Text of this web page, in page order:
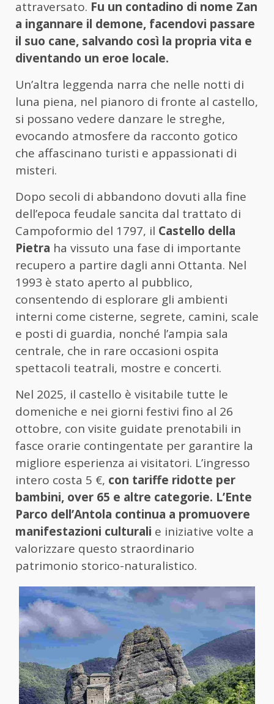
attraversato. Fu un contadino di nome Zan
a ingannare il demone, facendovi passare
il suo cane, salvando così la propria vita e
diventando un eroe locale.
Un’altra leggenda narra che nelle notti di
luna piena, nel pianoro di fronte al castello,
si possano vedere danzare le streghe,
evocando atmosfere da racconto gotico
che affascinano turisti e appassionati di
misteri.
Dopo secoli di abbandono dovuti alla fine
dell’epoca feudale sancita dal trattato di
Campoformio del 1797, il Castello della
Pietra ha vissuto una fase di importante
recupero a partire dagli anni Ottanta. Nel
1993 è stato aperto al pubblico,
consentendo di esplorare gli ambienti
interni come cisterne, segrete, camini, scale
e posti di guardia, nonché l’ampia sala
centrale, che in rare occasioni ospita
spettacoli teatrali, mostre e concerti.
Nel 2025, il castello è visitabile tutte le
domeniche e nei giorni festivi fino al 26
ottobre, con visite guidate prenotabili in
fasce orarie contingentate per garantire la
migliore esperienza ai visitatori. L’ingresso
intero costa 5 €, con tariffe ridotte per
bambini, over 65 e altre categorie. L’Ente
Parco dell’Antola continua a promuovere
manifestazioni culturali e iniziative volte a
valorizzare questo straordinario
patrimonio storico-naturalistico.